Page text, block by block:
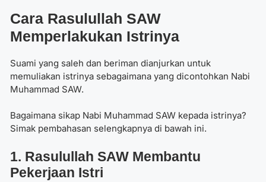
Cara Rasulullah SAW
Memperlakukan Istrinya
Suami yang saleh dan beriman dianjurkan untuk
memuliakan istrinya sebagaimana yang dicontohkan Nabi
Muhammad SAW.
Bagaimana sikap Nabi Muhammad SAW kepada istrinya?
Simak pembahasan selengkapnya di bawah ini.
1. Rasulullah SAW Membantu
Pekerjaan Istri